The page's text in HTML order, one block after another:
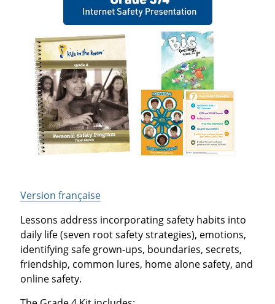
Version française
Lessons address incorporating safety habits into
daily life (seven root safety strategies), emotions,
identifying safe grown-ups, boundaries, secrets,
friendship, common lures, home alone safety, and
online safety.